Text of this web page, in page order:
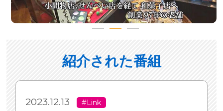
紹介された番組
2023.12.13 #Link